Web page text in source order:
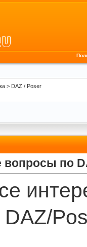
> DAZ / Poser
вопросы по
DAZ/